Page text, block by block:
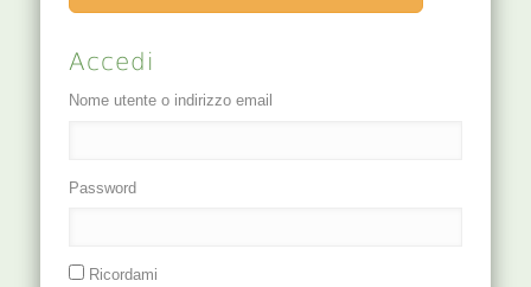
Accedi
Nome utente o indirizzo email
Password
Ricordami